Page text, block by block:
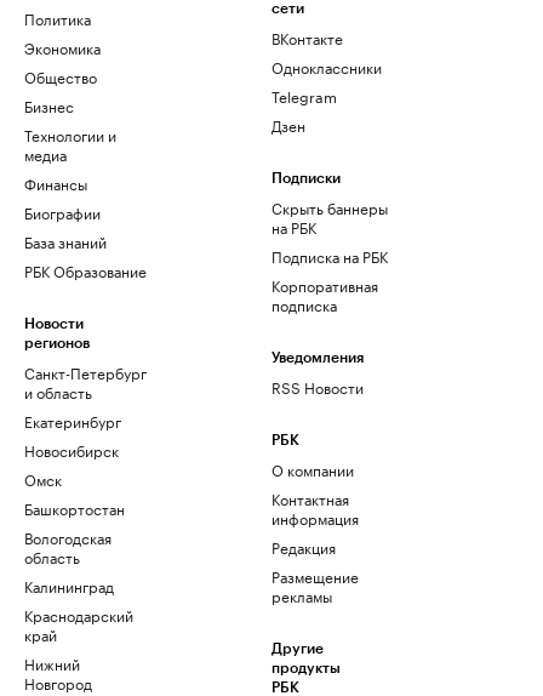
Политика
Экономика
Общество
Бизнес
Технологии и
медиа
Финансы
Биографии
База знаний
РБК Образование
Новости
регионов
Санкт-Петербург
и область
Екатеринбург
Новосибирск
Омск
Башкортостан
Вологодская
область
Калининград
Краснодарский
край
Нижний
Новгород
сети
ВКонтакте
Одноклассники
Telegram
Дзен
Подписки
Скрыть баннеры
на РБК
Подписка на РБК
Корпоративная
подписка
Уведомления
RSS Новости
РБК
О компании
Контактная
информация
Редакция
Размещение
рекламы
Другие
продукты
РБК